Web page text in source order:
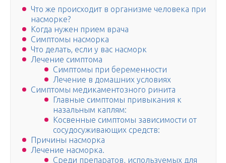
Что же происходит в организме человека при
насморке?
Когда нужен прием врача
Симптомы насморка
Что делать, если у вас насморк
Лечение симптома
Симптомы при беременности
Лечение в домашних условиях
Симптомы медикаментозного ринита
Главные симптомы привыкания к
назальным каплям:
Косвенные симптомы зависимости от
сосудосуживающих средств:
Причины насморка
Лечение насморка.
Среди препаратов, используемых для